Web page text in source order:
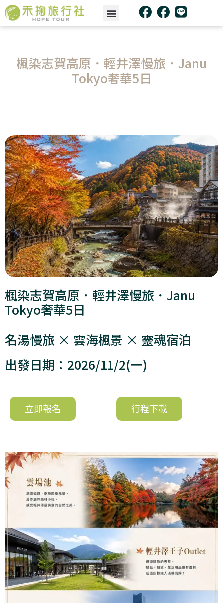
楓染志賀高原．輕井澤慢旅．Janu
Tokyo奢華5日
楓染志賀高原．輕井澤慢旅．Janu
Tokyo奢華5日
名湯慢旅 × 雲海楓景 × 靈魂宿泊
出發日期：2026/11/2(一)
立即報名 行程下載